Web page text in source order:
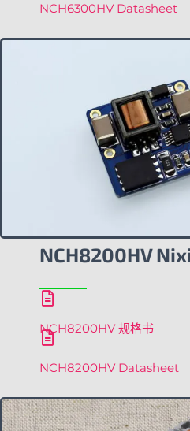
NCH6300HV Datasheet
NCH8200HV
NCH8200HV 规格书
NCH8200HV Datasheet